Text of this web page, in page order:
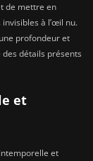
de mettre en
à l’œil nu.
profondeur et
détails présents
et
et